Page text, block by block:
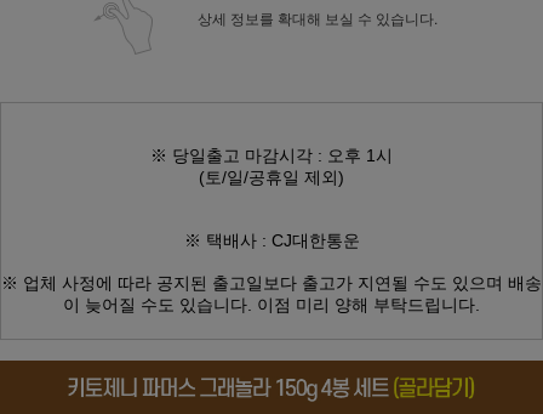
상세 정보를 확대해 보실 수 있습니다.
※ 당일출고 마감시각 : 오후 1시
(토/일/공휴일 제외)
※ 택배사 : CJ대한통운
※ 업체 사정에 따라 공지된 출고일보다 출고가 지연될 수도 있으며 배송
이 늦어질 수도 있습니다. 이점 미리 양해 부탁드립니다.